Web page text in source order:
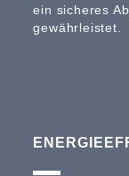
ein sicheres
gewährleistet.